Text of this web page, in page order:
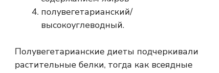
полувегетарианский/
высокоуглеводный.
Полувегетарианские диеты подчеркивали
растительные белки, тогда как всеядные